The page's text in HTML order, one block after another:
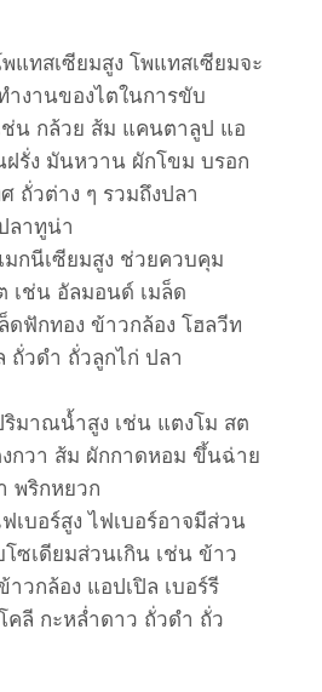
แทสเซียมสูง โพแทสเซียมจะ
งานของไตในการขับ
ช่น กล้วย ส้ม แคนตาลูป แอ
รั่ง มันหวาน ผักโขม บรอก
ถั่วต่าง ๆ รวมถึงปลา
ลาทูน่า
กนีเซียมสูง ช่วยควบคุม
เช่น อัลมอนด์ เมล็ด
ดฟักทอง ข้าวกล้อง โฮลวีท
ถั่วดำ ถั่วลูกไก่ ปลา
มาณน้ำสูง เช่น แตงโม สต
งกวา ส้ม ผักกาดหอม ขึ้นฉ่าย
พริกหยวก
เบอร์สูง ไฟเบอร์อาจมีส่วน
ซเดียมส่วนเกิน เช่น ข้าว
าวกล้อง แอปเปิล เบอร์รี
คลี กะหล่ำดาว ถั่วดำ ถั่ว